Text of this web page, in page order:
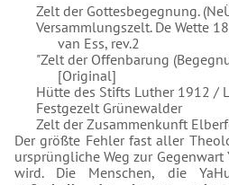
Zelt der Gottesbegegnung.
Versammlungszelt. De Wette
van Ess, rev.2
"Zelt der Offenbarung
[Original]
Hütte des Stifts Luther 1912 /
Festgezelt Grünewalder
Zelt der Zusammenkunft
Der größte Fehler fast aller
ursprüngliche Weg zur
wird. Die Menschen, die